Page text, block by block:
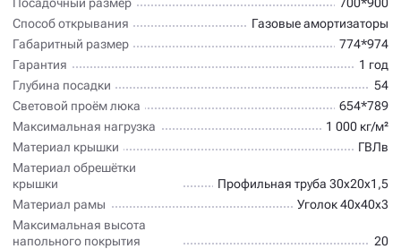
Способ открывания
Газовые амортизаторы
Габаритный размер
774*974
Гарантия
1 год
Глубина посадки
54
Световой проём люка
654*789
Максимальная нагрузка
1 000 кг/м²
Материал крышки
ГВЛв
Материал обрешётки
крышки
Профильная труба 30х20х1,5
Материал рамы
Уголок 40х40х3
Максимальная высота
напольного покрытия
20